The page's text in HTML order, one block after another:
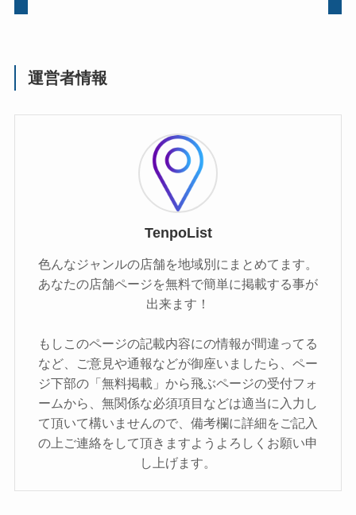
運営者情報
TenpoList
色んなジャンルの店舗を地域別にまとめてます。
あなたの店舗ページを無料で簡単に掲載する事が
出来ます！
もしこのページの記載内容にの情報が間違ってる
など、ご意見や通報などが御座いましたら、ペー
ジ下部の「無料掲載」から飛ぶページの受付フォ
ームから、無関係な必須項目などは適当に入力し
て頂いて構いませんので、備考欄に詳細をご記入
の上ご連絡をして頂きますようよろしくお願い申
し上げます。